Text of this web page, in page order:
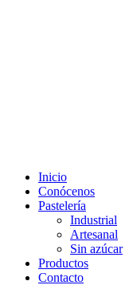
Inicio
Conócenos
Pastelería
Industrial
Artesanal
Sin azúcar
Productos
Contacto